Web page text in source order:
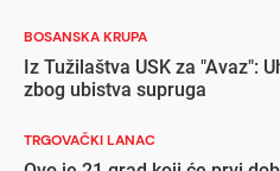
BOSANSKA KRUPA
Iz Tužilaštva USK za "Avaz":
zbog ubistva supruga
TRGOVAČKI LANAC